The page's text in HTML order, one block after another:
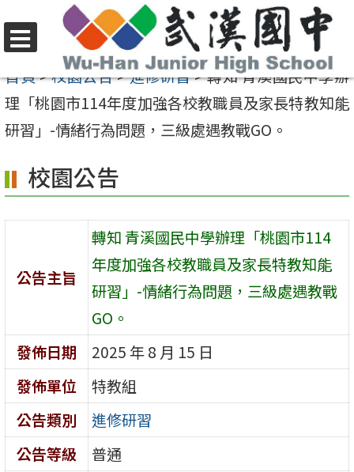
至
要
內
區
選
單
首頁>校園公告>進修研習>轉知 青溪國民中學辦
理「桃園市114年度加強各校教職員及家長特教知能
研習」-情緒行為問題，三級處遇教戰GO。
校園公告
公告主旨
轉知 青溪國民中學辦理「桃園市114
年度加強各校教職員及家長特教知能
研習」-情緒行為問題，三級處遇教戰
GO。
發佈日期
2025 年 8 月 15 日
發佈單位
特教組
公告類別
進修研習
公告等級
普通